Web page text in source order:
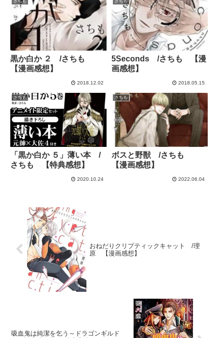
さちも
黒か白か ２ /さちも
【漫画感想】
2018.12.02
さちも
5Seconds /さちも 【漫
画感想】
2018.05.15
さちも
「黒か白か ５」薄い本 /
さちも 【特典感想】
2020.10.24
さちも
ボスと野獣 /さちも
【漫画感想】
2022.06.04
おねだりクリプティックキャット /理
原 【漫画感想】
吸血鬼は純潔を乞う～ドラゴンギルド